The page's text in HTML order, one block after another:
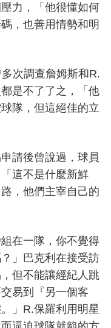
力，「他很懂如何
，也善用情勢和明
次調查詹姆斯和R.
是不了了之，「他
隊，但這絕佳的立
請後曾說過，球員
這不是什麼新鮮
，他們主宰自己的
在一隊，你不覺得
」巴克利在接受訪
但不能讓經紀人跳
易到『另一個客
」R.保羅利用明星